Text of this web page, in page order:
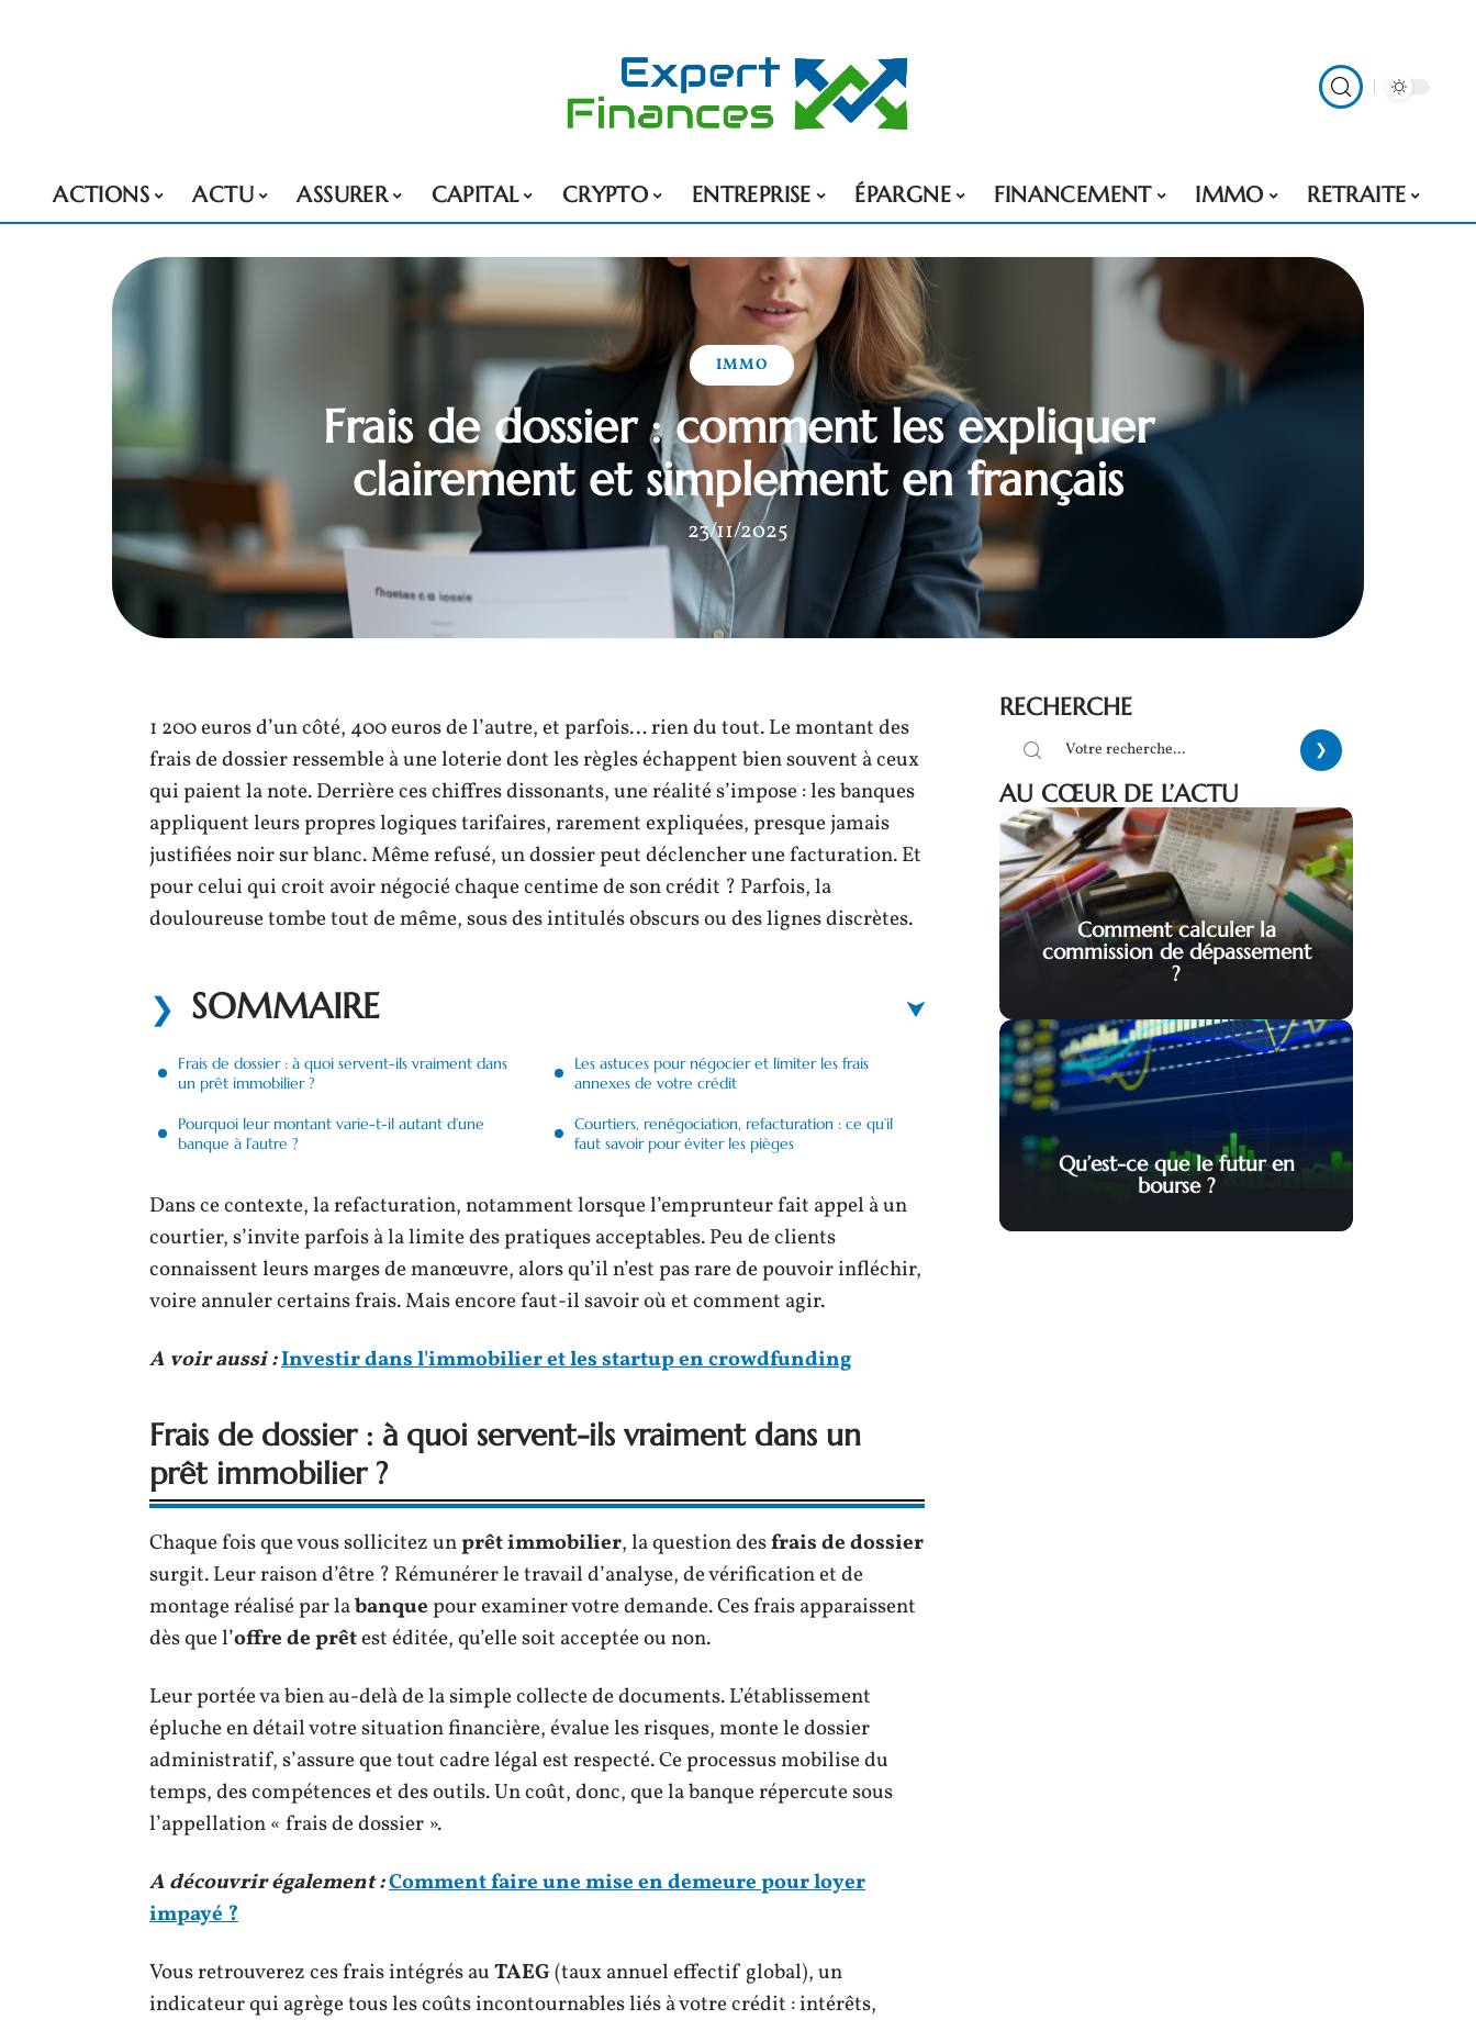
ACTIONS ACTU ASSURER CAPITAL CRYPTO ENTREPRISE ÉPARGNE FINANCEMENT IMMO RETRAITE
IMMO
Frais de dossier : comment les expliquer
clairement et simplement en français
23/11/2025
1 200 euros d’un côté, 400 euros de l’autre, et parfois… rien du tout. Le montant des
frais de dossier ressemble à une loterie dont les règles échappent bien souvent à ceux
qui paient la note. Derrière ces chiffres dissonants, une réalité s’impose : les banques
appliquent leurs propres logiques tarifaires, rarement expliquées, presque jamais
justifiées noir sur blanc. Même refusé, un dossier peut déclencher une facturation. Et
pour celui qui croit avoir négocié chaque centime de son crédit ? Parfois, la
douloureuse tombe tout de même, sous des intitulés obscurs ou des lignes discrètes.
SOMMAIRE
Frais de dossier : à quoi servent-ils vraiment dans
un prêt immobilier ?
Pourquoi leur montant varie-t-il autant d’une
banque à l’autre ?
Les astuces pour négocier et limiter les frais
annexes de votre crédit
Courtiers, renégociation, refacturation : ce qu’il
faut savoir pour éviter les pièges
Dans ce contexte, la refacturation, notamment lorsque l’emprunteur fait appel à un
courtier, s’invite parfois à la limite des pratiques acceptables. Peu de clients
connaissent leurs marges de manœuvre, alors qu’il n’est pas rare de pouvoir infléchir,
voire annuler certains frais. Mais encore faut-il savoir où et comment agir.
A voir aussi :Investir dans l'immobilier et les startup en crowdfunding
Frais de dossier : à quoi servent-ils vraiment dans un
prêt immobilier ?
Chaque fois que vous sollicitez unprêt immobilier, la question desfrais de dossier
surgit. Leur raison d’être ? Rémunérer le travail d’analyse, de vérification et de
montage réalisé par labanquepour examiner votre demande. Ces frais apparaissent
dès que l’offre de prêtest éditée, qu’elle soit acceptée ou non.
Leur portée va bien au-delà de la simple collecte de documents. L’établissement
épluche en détail votre situation financière, évalue les risques, monte le dossier
administratif, s’assure que tout cadre légal est respecté. Ce processus mobilise du
temps, des compétences et des outils. Un coût, donc, que la banque répercute sous
l’appellation « frais de dossier ».
A découvrir également :Comment faire une mise en demeure pour loyer
impayé ?
Vous retrouverez ces frais intégrés auTAEG(taux annuel effectif global), un
indicateur qui agrège tous les coûts incontournables liés à votre crédit : intérêts,
RECHERCHE
AU CŒUR DE L’ACTU
Comment calculer la
commission de dépassement
?
Qu’est-ce que le futur en
bourse ?